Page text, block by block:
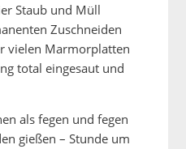
Staub und Müll
Zuschneiden
vielen Marmorplatten
total eingesaut und
als fegen und fegen
gießen – Stunde um